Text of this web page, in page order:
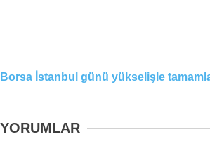
Borsa İstanbul günü yükselişle
YORUMLAR